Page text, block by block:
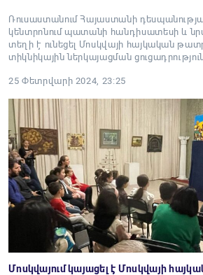
Ռուսաստանում Հայաստանի
կենտրոնում պատանի հանդիսատեսի և
տեղի է ունեցել Մոսկվայի հայկական
տիկնիկային ներկայացման
25 Փետրվարի 2024, 23:25
Մոսկվայում կայացել է Մոսկվայի